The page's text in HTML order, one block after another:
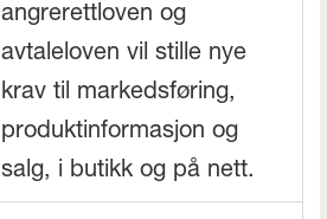
angrerettloven og
avtaleloven vil stille nye
krav til markedsføring,
produktinformasjon og
salg, i butikk og på nett.